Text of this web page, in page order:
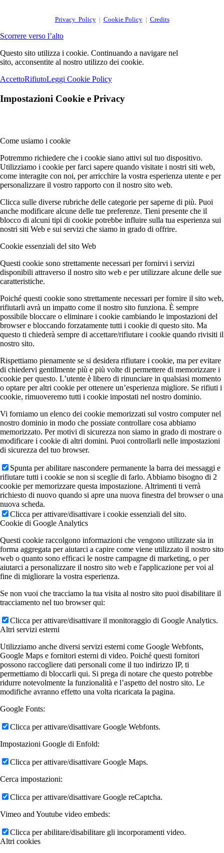
Privacy Policy| Cookie Policy| Credits
Scorrere verso l’alto
Questo sito utilizza i cookie. Continuando a navigare nel
sito, acconsentite al nostro utilizzo dei cookie.
AccettoRifiutoLeggi Cookie Policy
Impostazioni Cookie e Privacy
Come usiamo i cookie
Potremmo richiedere che i cookie siano attivi sul tuo dispositivo.
Utilizziamo i cookie per farci sapere quando visitate i nostri siti web,
come interagite con noi, per arricchire la vostra esperienza utente e per
personalizzare il vostro rapporto con il nostro sito web.
Clicca sulle diverse rubriche delle categorie per saperne di più. Puoi
anche modificare alcune delle tue preferenze. Tieni presente che il
blocco di alcuni tipi di cookie potrebbe influire sulla tua esperienza sui
nostri siti Web e sui servizi che siamo in grado di offrire.
Cookie essenziali del sito Web
Questi cookie sono strettamente necessari per fornirvi i servizi
disponibili attraverso il nostro sito web e per utilizzare alcune delle sue
caratteristiche.
Poiché questi cookie sono strettamente necessari per fornire il sito web,
rifiutarli avrà un impatto come il nostro sito funziona. È sempre
possibile bloccare o eliminare i cookie cambiando le impostazioni del
browser e bloccando forzatamente tutti i cookie di questo sito. Ma
questo ti chiederà sempre di accettare/rifiutare i cookie quando rivisiti il
nostro sito.
Rispettiamo pienamente se si desidera rifiutare i cookie, ma per evitare
di chiedervi gentilmente più e più volte di permettere di memorizzare i
cookie per questo. L’utente è libero di rinunciare in qualsiasi momento
o optare per altri cookie per ottenere un’esperienza migliore. Se rifiuti i
cookie, rimuoveremo tutti i cookie impostati nel nostro dominio.
Vi forniamo un elenco dei cookie memorizzati sul vostro computer nel
nostro dominio in modo che possiate controllare cosa abbiamo
memorizzato. Per motivi di sicurezza non siamo in grado di mostrare o
modificare i cookie di altri domini. Puoi controllarli nelle impostazioni
di sicurezza del tuo browser.
Spunta per abilitare nascondere permanente la barra dei messaggi e
rifiutare tutti i cookie se non si sceglie di farlo. Abbiamo bisogno di 2
cookie per memorizzare questa impostazione. Altrimenti ti verrà
richiesto di nuovo quando si apre una nuova finestra del browser o una
nuova scheda.
Clicca per attivare/disattivare i cookie essenziali del sito.
Cookie di Google Analytics
Questi cookie raccolgono informazioni che vengono utilizzate sia in
forma aggregata per aiutarci a capire come viene utilizzato il nostro sito
web o quanto sono efficaci le nostre campagne di marketing, o per
aiutarci a personalizzare il nostro sito web e l'applicazione per voi al
fine di migliorare la vostra esperienza.
Se non vuoi che tracciamo la tua visita al nostro sito puoi disabilitare il
tracciamento nel tuo browser qui:
Clicca per attivare/disattivare il monitoraggio di Google Analytics.
Altri servizi esterni
Utilizziamo anche diversi servizi esterni come Google Webfonts,
Google Maps e fornitori esterni di video. Poiché questi fornitori
possono raccogliere dati personali come il tuo indirizzo IP, ti
permettiamo di bloccarli qui. Si prega di notare che questo potrebbe
ridurre notevolmente la funzionalità e l’aspetto del nostro sito. Le
modifiche avranno effetto una volta ricaricata la pagina.
Google Fonts:
Clicca per attivare/disattivare Google Webfonts.
Impostazioni Google di Enfold:
Clicca per attivare/disattivare Google Maps.
Cerca impostazioni:
Clicca per attivare/disattivare Google reCaptcha.
Vimeo and Youtube video embeds:
Clicca per abilitare/disabilitare gli incorporamenti video.
Altri cookies